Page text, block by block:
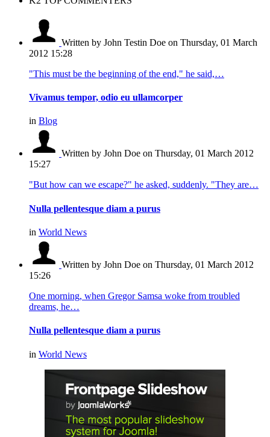
Written by John Testin Doe on Thursday, 01 March
2012 15:28
"This must be the beginning of the end," he said,…
Vivamus tempor, odio eu ullamcorper
in Blog
Written by John Doe on Thursday, 01 March 2012
15:27
"But how can we escape?" he asked, suddenly. "They are…
Nulla pellentesque diam a purus
in World News
Written by John Doe on Thursday, 01 March 2012
15:26
One morning, when Gregor Samsa woke from troubled
dreams, he…
Nulla pellentesque diam a purus
in World News